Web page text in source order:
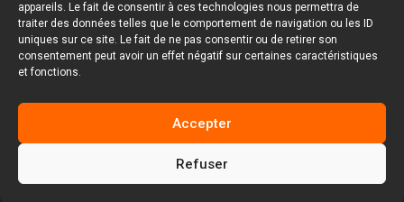
appareils. Le fait de consentir à ces technologies nous permettra de
traiter des données telles que le comportement de navigation ou les ID
uniques sur ce site. Le fait de ne pas consentir ou de retirer son
consentement peut avoir un effet négatif sur certaines caractéristiques
et fonctions.
Accepter
Refuser
1 Rue Chanzy, 62000 Arras, Hauts-de-France
Facem Web Copyright © 2025.Mentions légales et
Devis Gratuit